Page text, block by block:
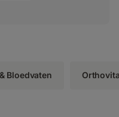
Bloedvaten